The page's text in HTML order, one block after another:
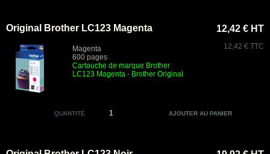
Original Brother LC123 Magenta
Magenta
600 pages
Cartouche de marque Brother
LC123 Magenta - Brother Original
12,42 € HT
12,42 € TTC
QUANTITÉ